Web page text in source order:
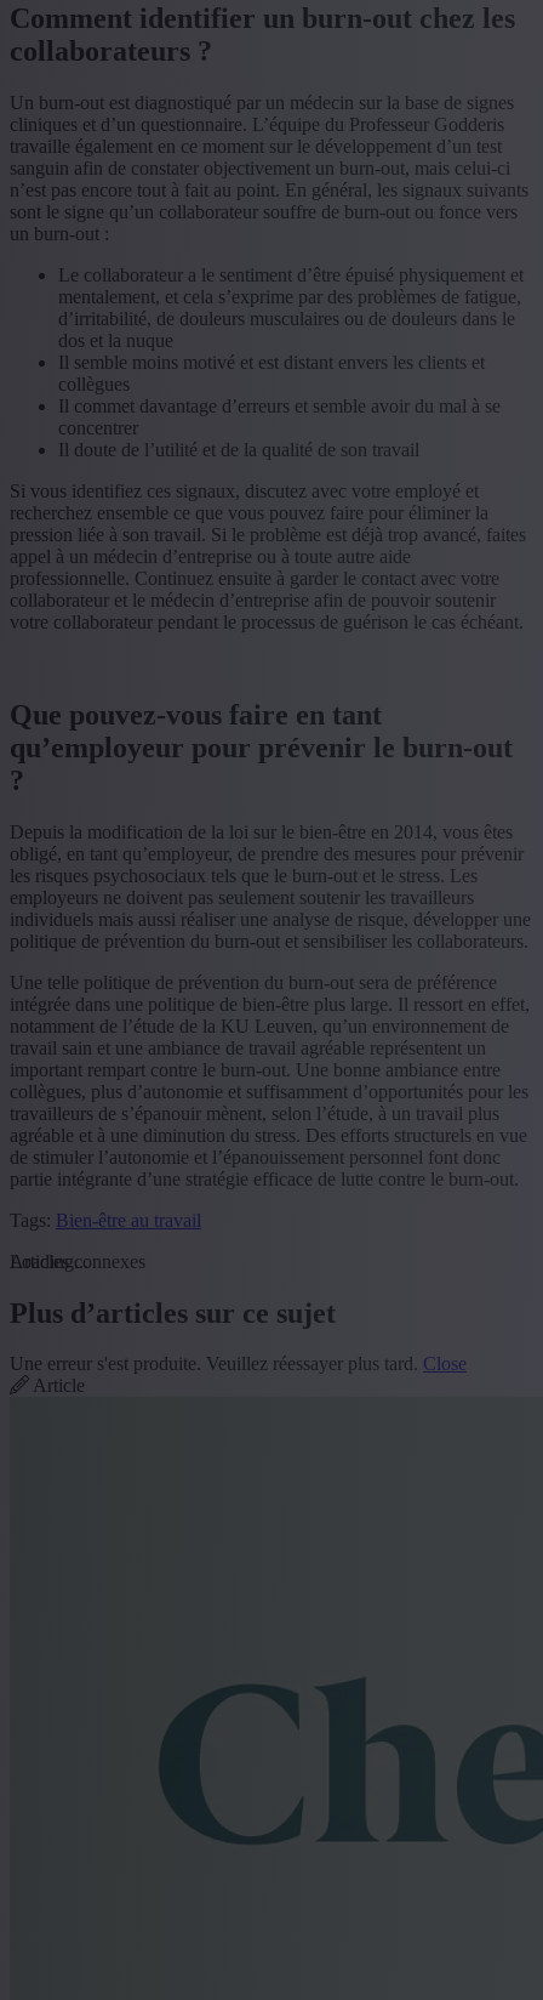
Comment identifier un burn-out chez les
collaborateurs ?
Un burn-out est diagnostiqué par un médecin sur la base de signes
cliniques et d’un questionnaire. L’équipe du Professeur Godderis
travaille également en ce moment sur le développement d’un test
sanguin afin de constater objectivement un burn-out, mais celui-ci
n’est pas encore tout à fait au point. En général, les signaux suivants
sont le signe qu’un collaborateur souffre de burn-out ou fonce vers
un burn-out :
Le collaborateur a le sentiment d’être épuisé physiquement et
mentalement, et cela s’exprime par des problèmes de fatigue,
d’irritabilité, de douleurs musculaires ou de douleurs dans le
dos et la nuque
Il semble moins motivé et est distant envers les clients et
collègues
Il commet davantage d’erreurs et semble avoir du mal à se
concentrer
Il doute de l’utilité et de la qualité de son travail
Si vous identifiez ces signaux, discutez avec votre employé et
recherchez ensemble ce que vous pouvez faire pour éliminer la
pression liée à son travail. Si le problème est déjà trop avancé, faites
appel à un médecin d’entreprise ou à toute autre aide
professionnelle. Continuez ensuite à garder le contact avec votre
collaborateur et le médecin d’entreprise afin de pouvoir soutenir
votre collaborateur pendant le processus de guérison le cas échéant.
Que pouvez-vous faire en tant
qu’employeur pour prévenir le burn-out
?
Depuis la modification de la loi sur le bien-être en 2014, vous êtes
obligé, en tant qu’employeur, de prendre des mesures pour prévenir
les risques psychosociaux tels que le burn-out et le stress. Les
employeurs ne doivent pas seulement soutenir les travailleurs
individuels mais aussi réaliser une analyse de risque, développer une
politique de prévention du burn-out et sensibiliser les collaborateurs.
Une telle politique de prévention du burn-out sera de préférence
intégrée dans une politique de bien-être plus large. Il ressort en effet,
notamment de l’étude de la KU Leuven, qu’un environnement de
travail sain et une ambiance de travail agréable représentent un
important rempart contre le burn-out. Une bonne ambiance entre
collègues, plus d’autonomie et suffisamment d’opportunités pour les
travailleurs de s’épanouir mènent, selon l’étude, à un travail plus
agréable et à une diminution du stress. Des efforts structurels en vue
de stimuler l’autonomie et l’épanouissement personnel font donc
partie intégrante d’une stratégie efficace de lutte contre le burn-out.
Tags: Bien-être au travail
Loading...
Articles connexes
Plus d’articles sur ce sujet
Une erreur s'est produite. Veuillez réessayer plus tard. Close
Article